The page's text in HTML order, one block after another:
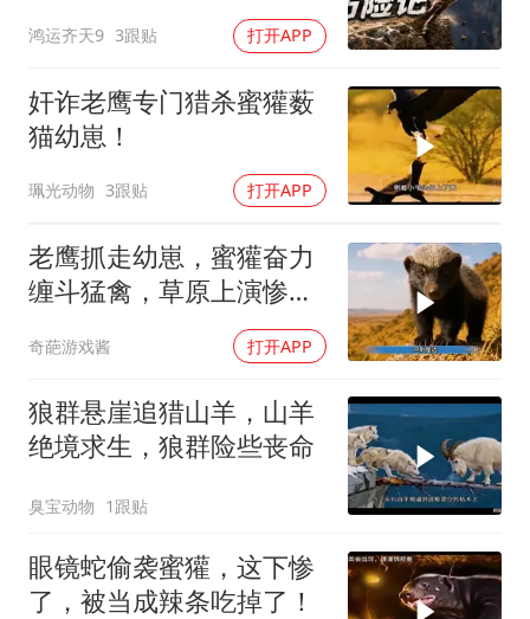
鸿运齐天9 3跟贴 打开APP
奸诈老鹰专门猎杀蜜獾薮
猫幼崽！
珮光动物 3跟贴 打开APP
老鹰抓走幼崽，蜜獾奋力
缠斗猛禽，草原上演惨烈
奇葩游戏酱 打开APP
狼群悬崖追猎山羊，山羊
绝境求生，狼群险些丧命
臭宝动物 1跟贴
眼镜蛇偷袭蜜獾，这下惨
了，被当成辣条吃掉了！